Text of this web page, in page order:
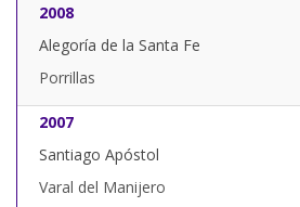
2008
Alegoría de la Santa Fe
Porrillas
2007
Santiago Apóstol
Varal del Manijero